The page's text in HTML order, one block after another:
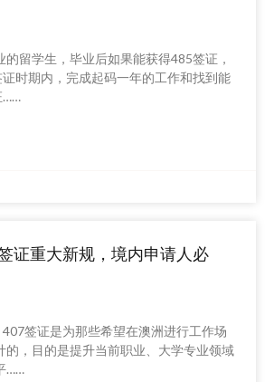
的留学生，毕业后如果能获得485签证，
时期内，完成起码一年的工作和找到能
……
证重大新规，境内申请人必
签证是为那些希望在澳洲进行工作场
的，目的是提升当前职业、大学专业领域
……